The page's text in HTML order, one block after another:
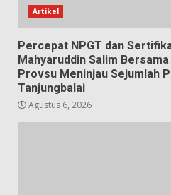
Artikel
Percepat NPGT dan
Mahyaruddin Salim
Provsu Meninjau Sejumlah
Tanjungbalai
Agustus 6, 2026